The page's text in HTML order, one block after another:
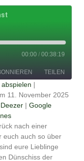
00:00 / 00:38:19
TEILEN
Podcasts
|
11. November 2025
Deezer | Google
nach einer
euch auch so über
eure Lieblinge
Dünschiss der